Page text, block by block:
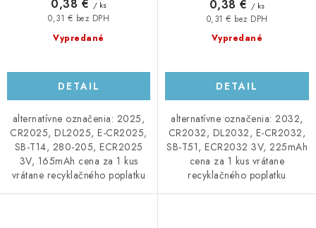
Vypredané
0,31 € bez DPH
0,38 € / ks
DETAIL
alternatívne označenia: 2025,
CR2025, DL2025, E-CR2025,
SB-T14, 280-205, ECR2025
3V, 165mAh cena za 1 kus
vrátane recyklačného poplatku
Vypredané
0,31 € bez DPH
0,38 € / ks
DETAIL
alternatívne označenia: 2032,
CR2032, DL2032, E-CR2032,
SB-T51, ECR2032 3V, 225mAh
cena za 1 kus vrátane
recyklačného poplatku